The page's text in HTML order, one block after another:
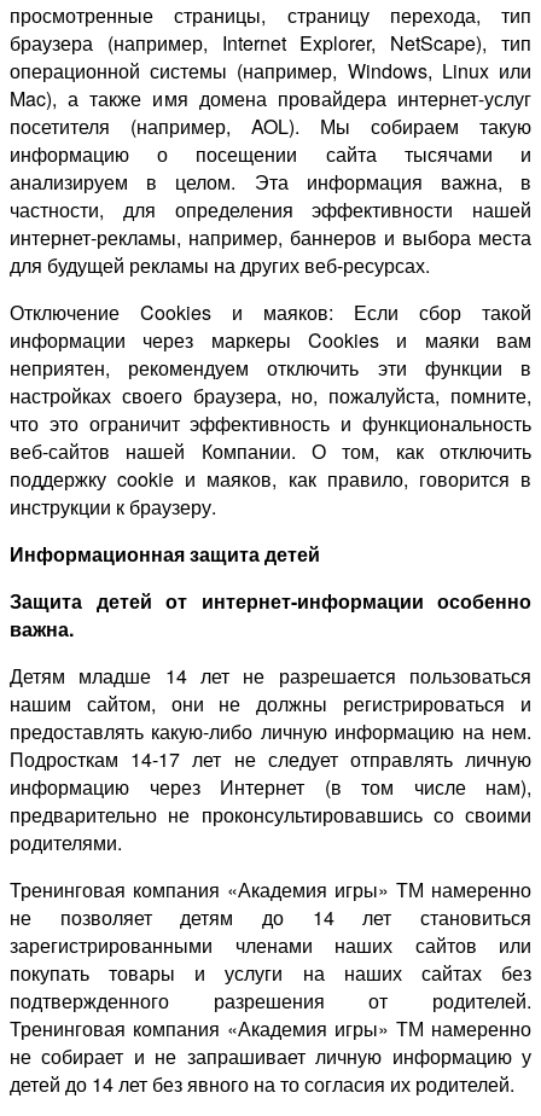
просмотренные страницы, страницу перехода, тип
браузера (например, Internet Explorer, NetScape), тип
операционной системы (например, Windows, Linux или
Mac), а также имя домена провайдера интернет-услуг
посетителя (например, AOL). Мы собираем такую
информацию о посещении сайта тысячами и
анализируем в целом. Эта информация важна, в
частности, для определения эффективности нашей
интернет-рекламы, например, баннеров и выбора места
для будущей рекламы на других веб-ресурсах.
Отключение Cookies и маяков: Если сбор такой
информации через маркеры Cookies и маяки вам
неприятен, рекомендуем отключить эти функции в
настройках своего браузера, но, пожалуйста, помните,
что это ограничит эффективность и функциональность
веб-сайтов нашей Компании. О том, как отключить
поддержку cookie и маяков, как правило, говорится в
инструкции к браузеру.
Информационная защита детей
Защита детей от интернет-информации особенно
важна.
Детям младше 14 лет не разрешается пользоваться
нашим сайтом, они не должны регистрироваться и
предоставлять какую-либо личную информацию на нем.
Подросткам 14-17 лет не следует отправлять личную
информацию через Интернет (в том числе нам),
предварительно не проконсультировавшись со своими
родителями.
Тренинговая компания «Академия игры» ТМ намеренно
не позволяет детям до 14 лет становиться
зарегистрированными членами наших сайтов или
покупать товары и услуги на наших сайтах без
подтвержденного разрешения от родителей.
Тренинговая компания «Академия игры» ТМ намеренно
не собирает и не запрашивает личную информацию у
детей до 14 лет без явного на то согласия их родителей.